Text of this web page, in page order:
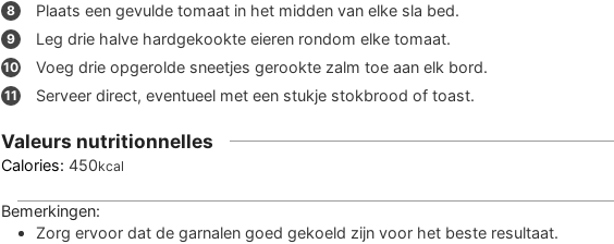
Plaats een gevulde tomaat in het midden van elke sla bed.
Leg drie halve hardgekookte eieren rondom elke tomaat.
Voeg drie opgerolde sneetjes gerookte zalm toe aan elk bord.
Serveer direct, eventueel met een stukje stokbrood of toast.
Valeurs nutritionnelles
Calories: 450kcal
Bemerkingen:
Zorg ervoor dat de garnalen goed gekoeld zijn voor het beste resultaat.